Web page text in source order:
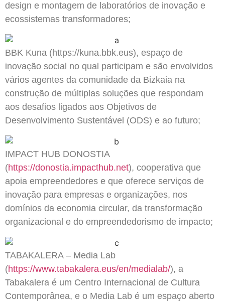
design e montagem de laboratórios de inovação e
ecossistemas transformadores;
BBK Kuna (https://kuna.bbk.eus), espaço de
inovação social no qual participam e são envolvidos
vários agentes da comunidade da Bizkaia na
construção de múltiplas soluções que respondam
aos desafios ligados aos Objetivos de
Desenvolvimento Sustentável (ODS) e ao futuro;
IMPACT HUB DONOSTIA
(https://donostia.impacthub.net), cooperativa que
apoia empreendedores e que oferece serviços de
inovação para empresas e organizações, nos
domínios da economia circular, da transformação
organizacional e do empreendedorismo de impacto;
TABAKALERA – Media Lab
(https://www.tabakalera.eus/en/medialab/), a
Tabakalera é um Centro Internacional de Cultura
Contemporânea, e o Media Lab é um espaço aberto